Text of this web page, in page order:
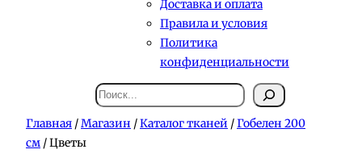
Доставка и оплата
Правила и условия
Политика
конфиденциальности
Поиск
Главная /Магазин /Каталог тканей /Гобелен 200
см / Цветы